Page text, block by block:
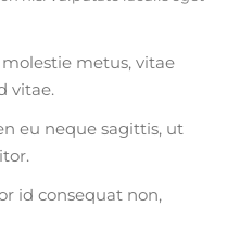
metus, vitae
vitae.
eu neque sagittis, ut
id consequat non,